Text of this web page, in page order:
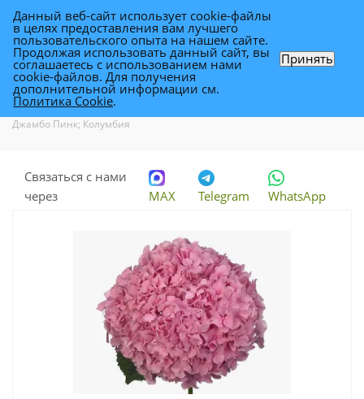
гидрангия Джамбо Пинк; Колумбия
Каталог - Каталог цветов в Уфе
Джамбо Пинк; Колумбия
Связаться с нами
через
MAX Telegram WhatsApp
Данный веб-сайт использует cookie-файлы
в целях предоставления вам лучшего
пользовательского опыта на нашем сайте.
Продолжая использовать данный сайт, вы
соглашаетесь с использованием нами
cookie-файлов. Для получения
дополнительной информации см.
Политика Cookie.
Принять